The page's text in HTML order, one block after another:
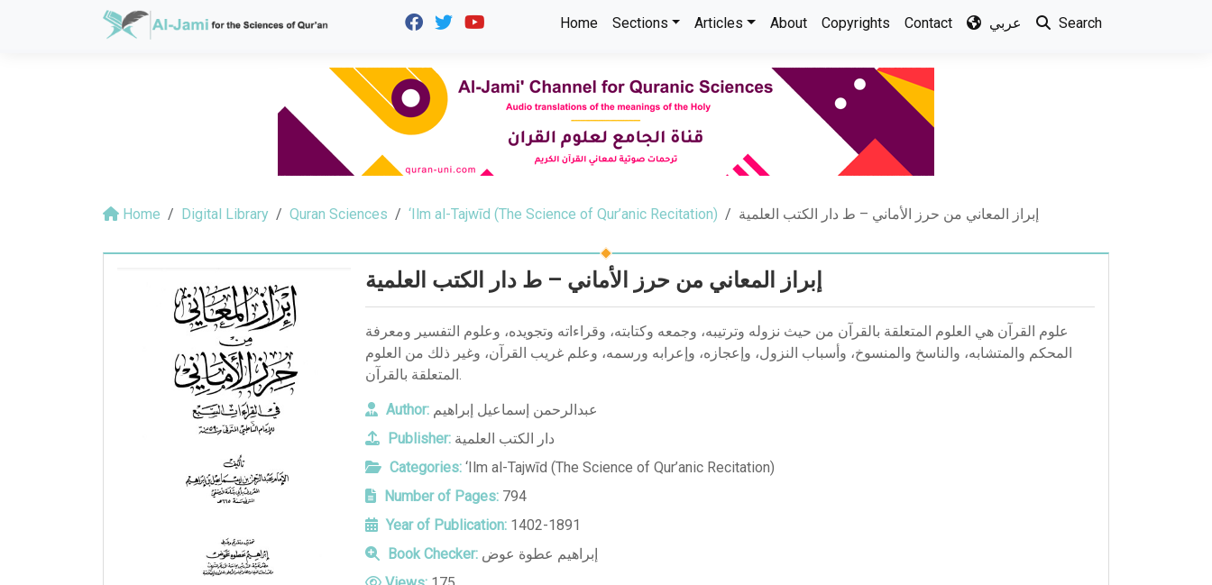
Home Sections Articles About Copyrights Contact عربي Search
Home Digital Library Quran Sciences ‘Ilm al-Tajwīd (The Science of Qur’anic Recitation) إبراز المعاني من حرز الأماني – ط دار الكتب العلمية
إبراز المعاني من حرز الأماني – ط دار الكتب العلمية
علوم القرآن هي العلوم المتعلقة بالقرآن من حيث نزوله وترتيبه، وجمعه وكتابته، وقراءاته وتجويده، وعلوم التفسير ومعرفة
المحكم والمتشابه، والناسخ والمنسوخ، وأسباب النزول، وإعجازه، وإعرابه ورسمه، وعلم غريب القرآن، وغير ذلك من العلوم
المتعلقة بالقرآن.
Author: عبدالرحمن إسماعيل إبراهيم
Publisher: دار الكتب العلمية
Categories: ‘Ilm al-Tajwīd (The Science of Qur’anic Recitation)
Number of Pages: 794
Year of Publication: 1402-1891
Book Checker: إبراهيم عطوة عوض